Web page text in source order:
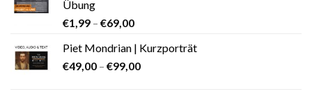
Übung
€1,99 – €69,00
Piet Mondrian | Kurzporträt
€49,00 – €99,00